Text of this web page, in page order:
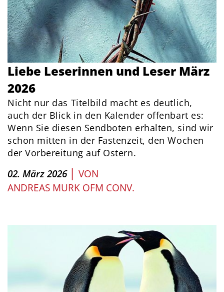
Liebe Leserinnen und Leser März
2026
Nicht nur das Titelbild macht es deutlich,
auch der Blick in den Kalender offenbart es:
Wenn Sie diesen Sendboten erhalten, sind wir
schon mitten in der Fastenzeit, den Wochen
der Vorbereitung auf Ostern.
02. März 2026 | VON
ANDREAS MURK OFM CONV.